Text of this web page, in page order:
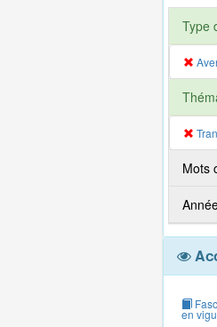
Type
Mots
en